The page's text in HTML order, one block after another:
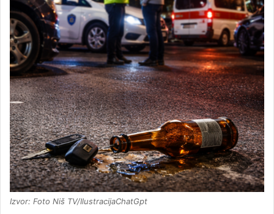
Izvor: Foto Niš TV/IlustracijaChatGpt